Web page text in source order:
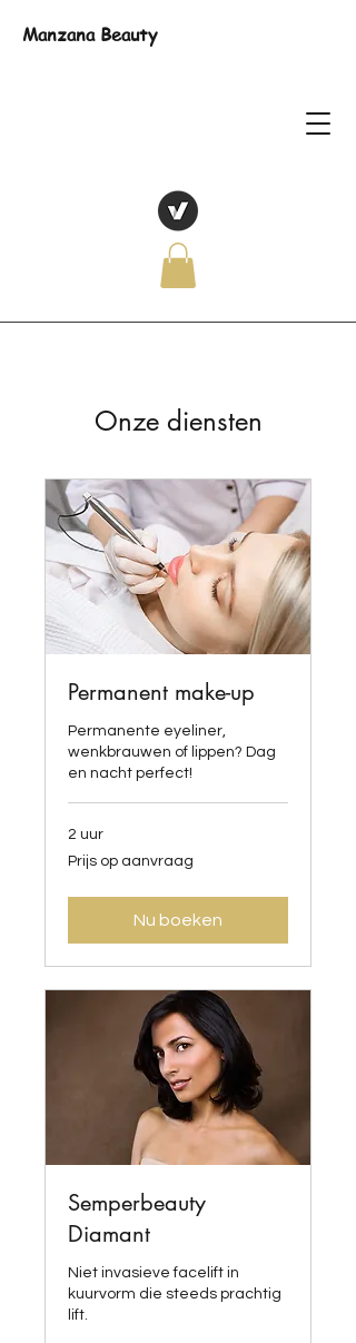
Manzana Beauty
Onze diensten
Permanent make-up
Permanente eyeliner,
wenkbrauwen of lippen? Dag
en nacht perfect!
2 uur
Prijs
op
Prijs op aanvraag
Nu boeken
Semperbeauty
Diamant
Niet invasieve facelift in
kuurvorm die steeds prachtig
lift.